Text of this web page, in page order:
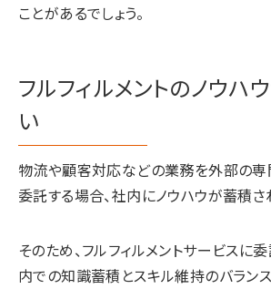
ことがあるでしょう。
フルフィルメントのノウハ
い
物流や顧客対応などの業務を外部の
委託する場合、社内にノウハウが蓄積さ
そのため、フルフィルメントサービスに
内での知識蓄積とスキル維持のバラン